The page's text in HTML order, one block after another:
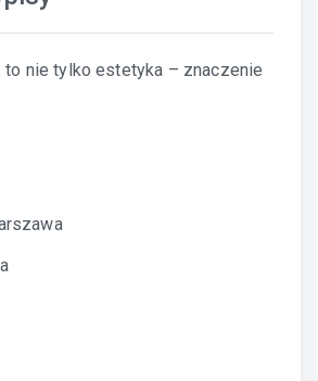
nie tylko estetyka – znaczenie